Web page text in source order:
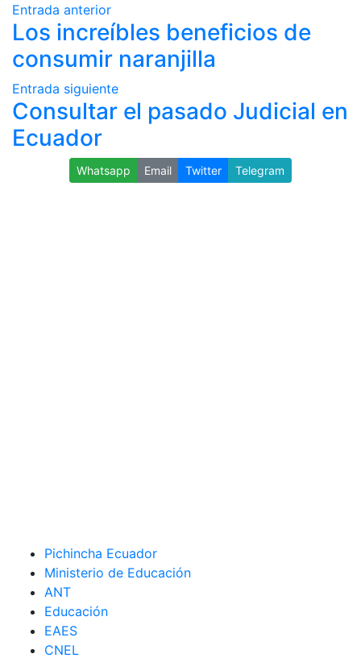
Entrada anterior
Los increíbles beneficios de
consumir naranjilla
Entrada siguiente
Consultar el pasado Judicial en
Ecuador
Whatsapp Email Twitter Telegram
Pichincha Ecuador
Ministerio de Educación
ANT
Educación
EAES
CNEL